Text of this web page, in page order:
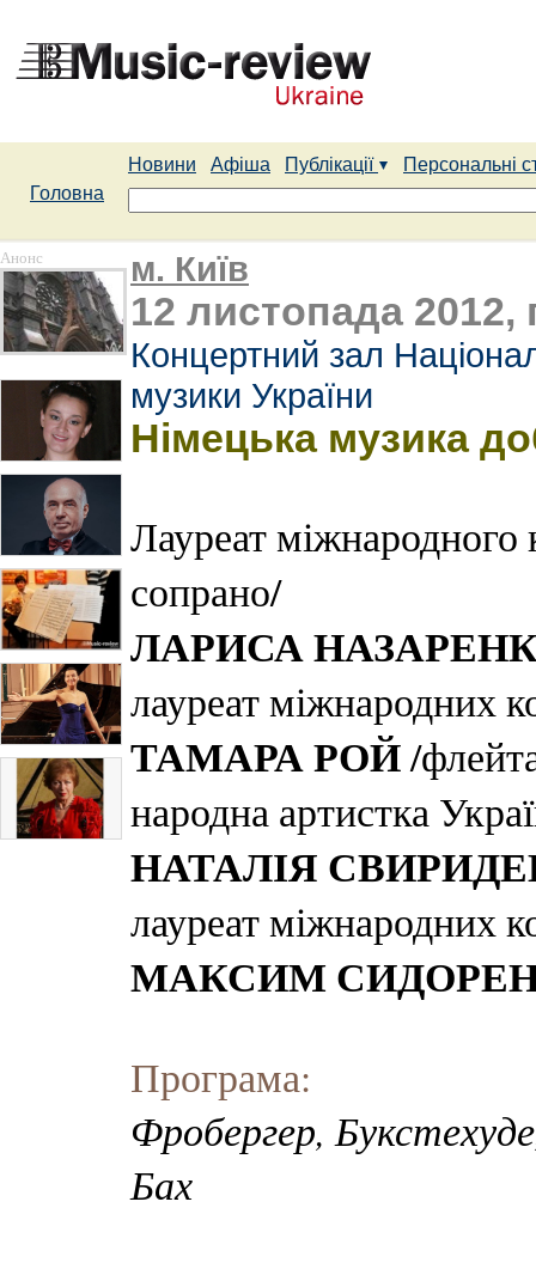
Новини Афіша Публікації
Персональні
Головна
Анонс м. Київ
12 листопада 2012,
Концертний зал
музики України
Німецька музика
Лауреат міжнародного
сопрано/
ЛАРИСА
лауреат міжнародних
ТАМАРА РОЙ/
народна артистка
НАТАЛІЯ
лауреат міжнародних
МАКСИМ
Програма:
Фробергер,
Бах